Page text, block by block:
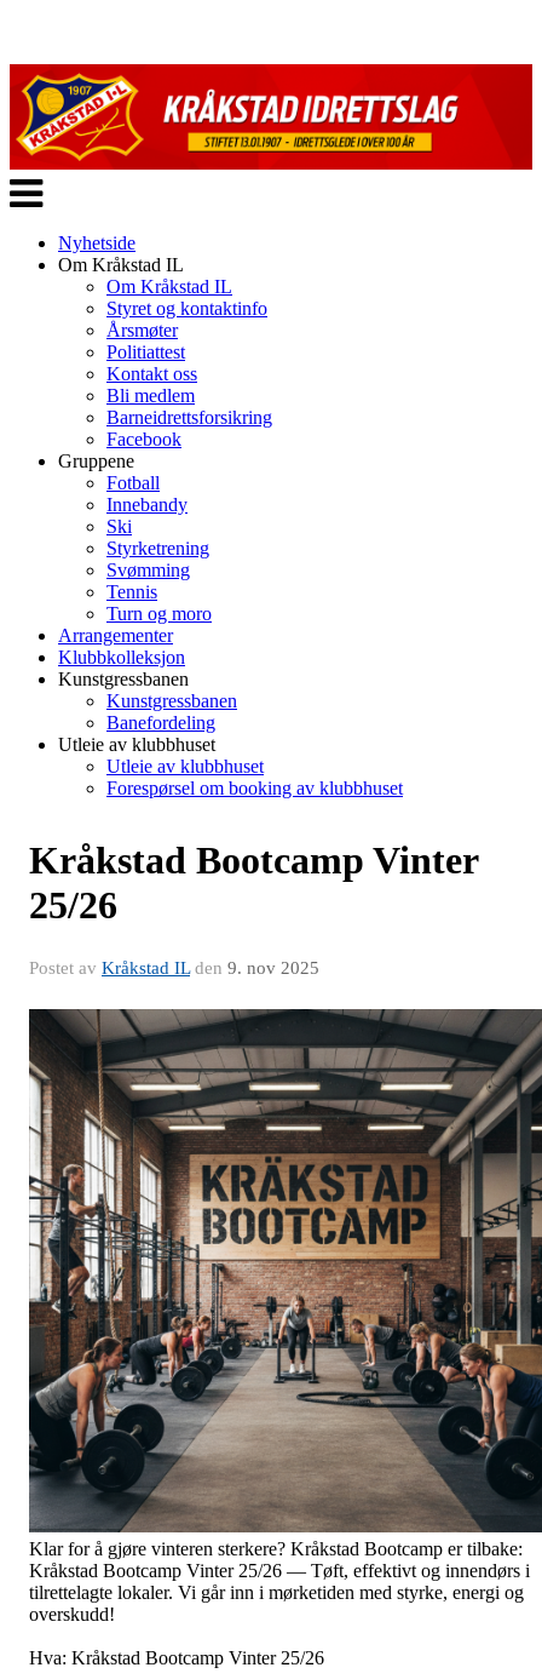
Veksle
navigasjon
Nyhetside
Om Kråkstad IL
Om Kråkstad IL
Styret og kontaktinfo
Årsmøter
Politiattest
Kontakt oss
Bli medlem
Barneidrettsforsikring
Facebook
Gruppene
Fotball
Innebandy
Ski
Styrketrening
Svømming
Tennis
Turn og moro
Arrangementer
Klubbkolleksjon
Kunstgressbanen
Kunstgressbanen
Banefordeling
Utleie av klubbhuset
Utleie av klubbhuset
Forespørsel om booking av klubbhuset
Kråkstad Bootcamp Vinter
25/26
Postet av Kråkstad ILden 9. nov 2025
Klar for å gjøre vinteren sterkere? Kråkstad Bootcamp er tilbake:
Kråkstad Bootcamp Vinter 25/26 — Tøft, effektivt og innendørs i
tilrettelagte lokaler. Vi går inn i mørketiden med styrke, energi og
overskudd!
Hva: Kråkstad Bootcamp Vinter 25/26